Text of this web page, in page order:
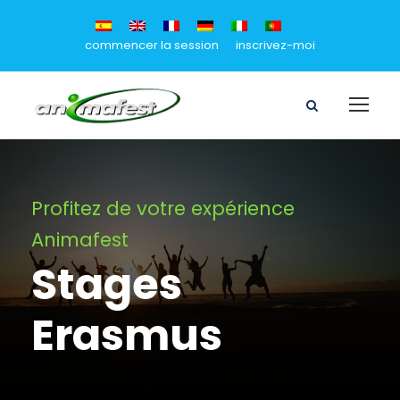
commencer la session inscrivez-moi
Profitez de votre expérience
Animafest
Stages
Erasmus